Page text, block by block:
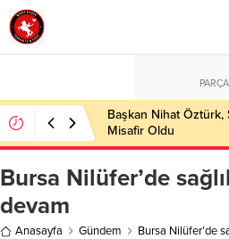
Başkan Nihat Öztürk,
Misafir Oldu
Bursa Nilüfer’de
devam
Anasayfa Gündem Bursa Nilüfer’de